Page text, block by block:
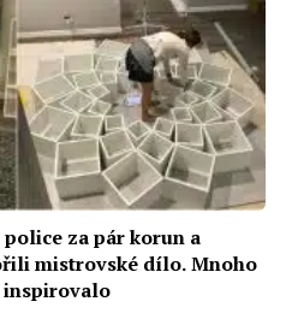
za pár korun a
mistrovské dílo. Mnoho
inspirovalo